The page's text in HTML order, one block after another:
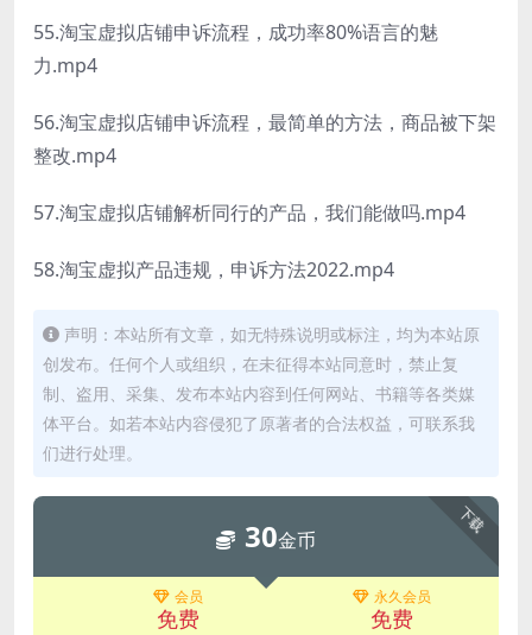
55.淘宝虚拟店铺申诉流程，成功率80%语言的魅
力.mp4
56.淘宝虚拟店铺申诉流程，最简单的方法，商品被下架
整改.mp4
57.淘宝虚拟店铺解析同行的产品，我们能做吗.mp4
58.淘宝虚拟产品违规，申诉方法2022.mp4
声明：本站所有文章，如无特殊说明或标注，均为本站原
创发布。任何个人或组织，在未征得本站同意时，禁止复
制、盗用、采集、发布本站内容到任何网站、书籍等各类媒
体平台。如若本站内容侵犯了原著者的合法权益，可联系我
们进行处理。
下载
30金币
会员
免费
永久会员
免费